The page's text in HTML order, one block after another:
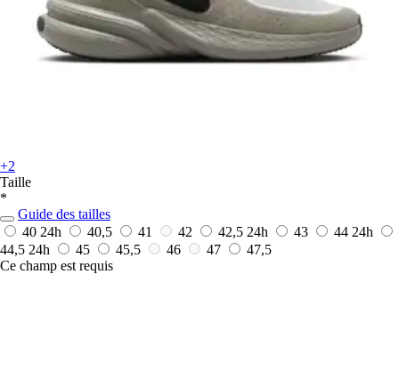
+2
Taille
*
Guide des tailles
40 24h 40,5 41 42 42,5 24h 43 44 24h
44,5 24h 45 45,5 46 47
47,5
Ce champ est requis